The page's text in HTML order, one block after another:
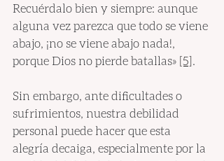
Recuérdalo bien y siempre: aunque
alguna vez parezca que todo se viene
abajo, ¡no se viene abajo nada!,
porque Dios no pierde batallas» [5].
Sin embargo, ante dificultades o
sufrimientos, nuestra debilidad
personal puede hacer que esta
alegría decaiga, especialmente por la